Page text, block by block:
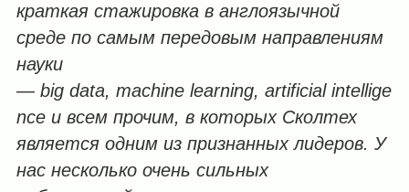
краткая стажировка в англоязычной
среде по самым передовым направлениям
науки
— big data, machine learning, artificial intellige
nce и всем прочим, в которых Сколтех
является одним из признанных лидеров. У
нас несколько очень сильных